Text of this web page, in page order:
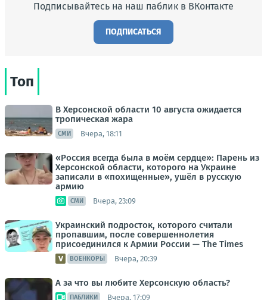
Подписывайтесь на наш паблик в ВКонтакте
ПОДПИСАТЬСЯ
Топ
В Херсонской области 10 августа ожидается
тропическая жара
СМИ Вчера, 18:11
«Россия всегда была в моём сердце»: Парень из
Херсонской области, которого на Украине
записали в «похищенные», ушёл в русскую
армию
СМИ Вчера, 23:09
Украинский подросток, которого считали
пропавшим, после совершеннолетия
присоединился к Армии России — The Times
ВОЕНКОРЫ Вчера, 20:39
А за что вы любите Херсонскую область?
ПАБЛИКИ Вчера, 17:09